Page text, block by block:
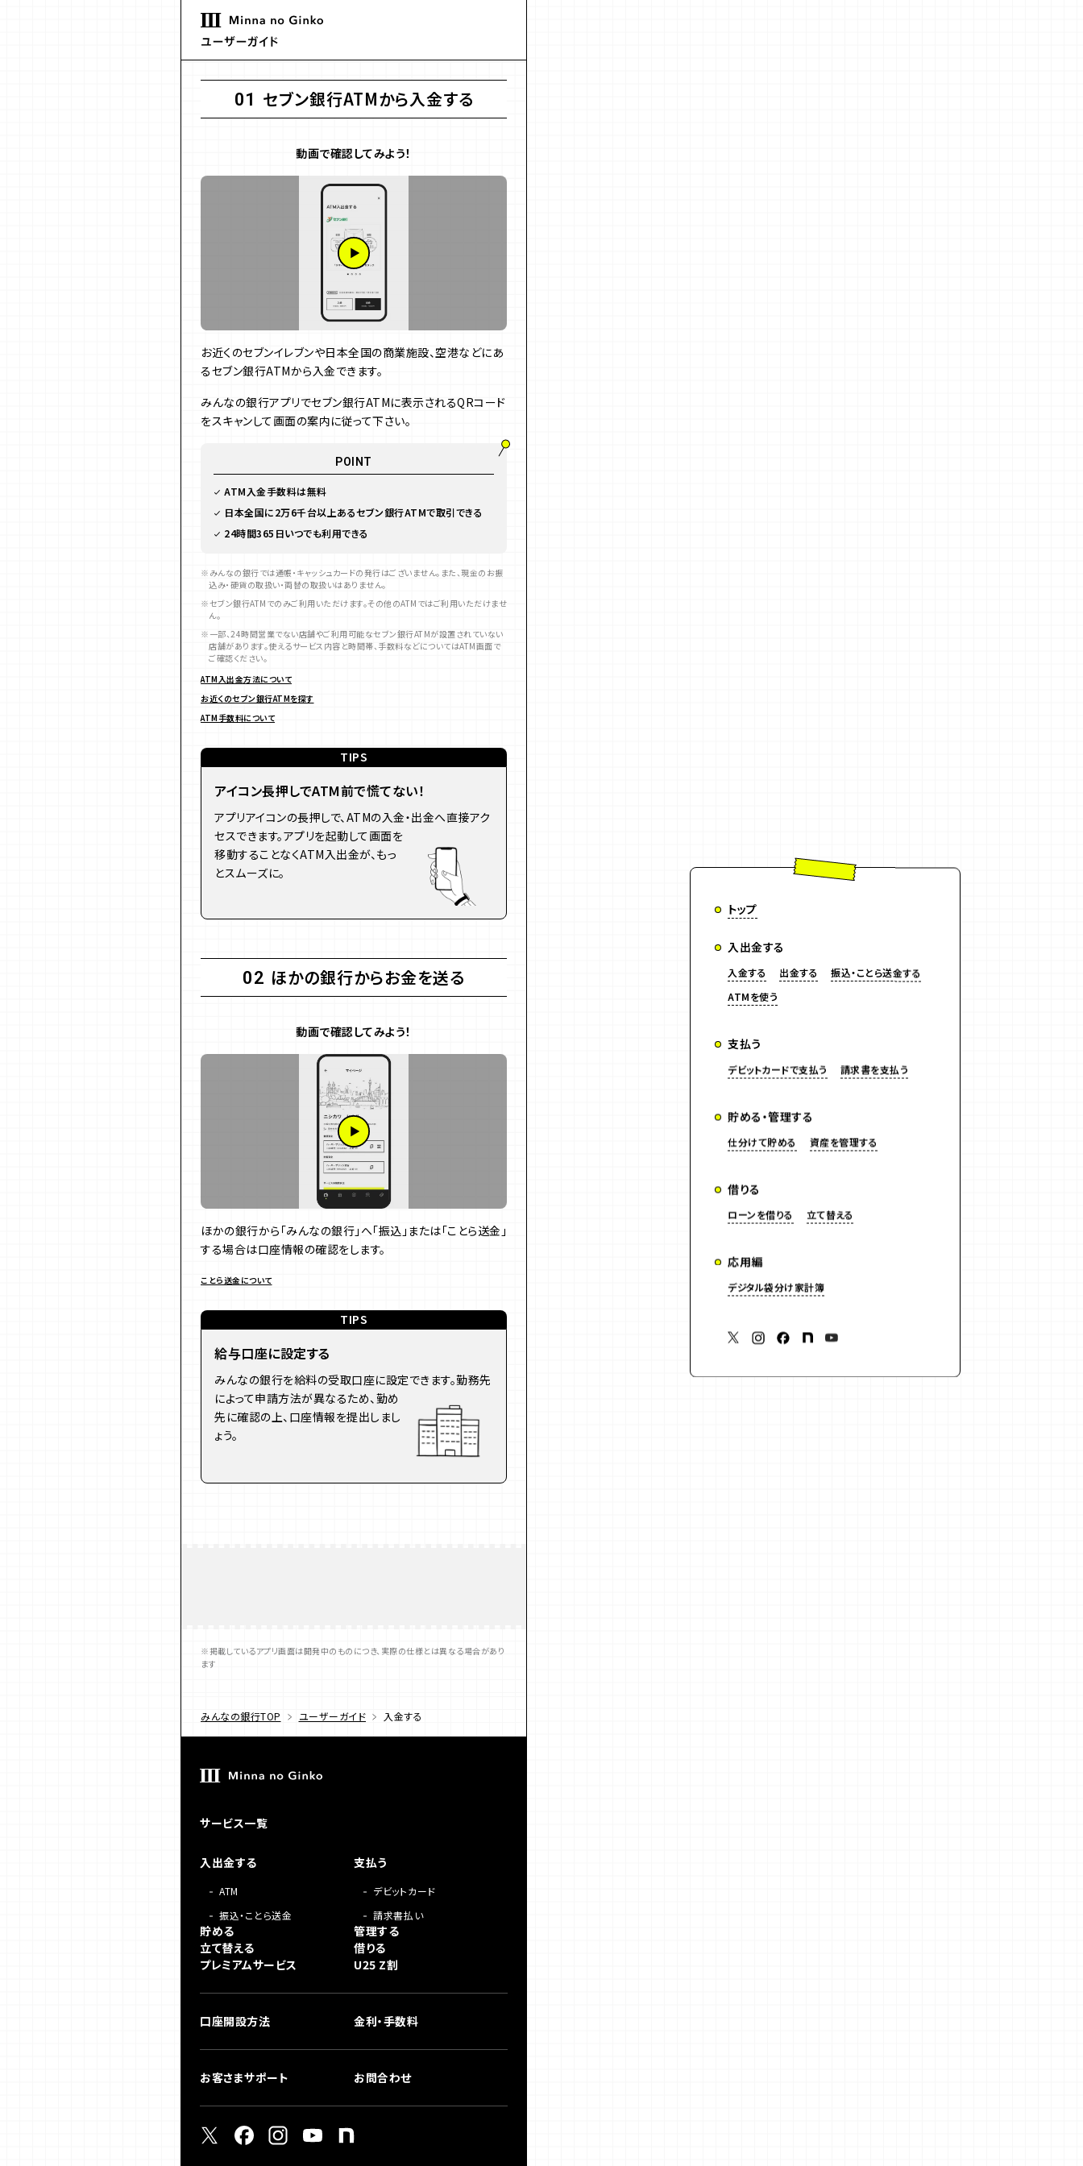
トップ
入出金する
入金する 出金する
振込・ことら送金する
ATMを使う
支払う
デビットカードで支払う 請求書を支払う
貯める・管理する
仕分けて貯める 資産を管理する
借りる
ローンを借りる 立て替える
応用編
デジタル袋分け家計簿
01 セブン銀行ATMから入金する
動画で確認してみよう！
お近くのセブンイレブンや日本全国の商業施設、空港などにあ
るセブン銀行ATMから入金できます。
みんなの銀行アプリでセブン銀行ATMに表示されるQRコード
をスキャンして画面の案内に従って下さい。
POINT
ATM入金手数料は無料
日本全国に2万6千台以上あるセブン銀行ATMで取引できる
24時間365日いつでも利用できる
みんなの銀行では通帳・キャッシュカードの発行はございません​。また、現金のお振
込み・硬貨の取扱い・両替の取扱いはありません。
セブン銀行ATMでのみご利用いただけます。その他のATMではご利用いただけませ
ん。
一部、24時間営業でない店舗やご利用可能なセブン銀行ATMが設置されていない
店舗があります。使えるサービス内容と時間帯、手数料などについてはATM画面で
ご確認ください。
ATM入出金方法について
お近くのセブン銀行ATMを探す
ATM手数料について
TIPS
アイコン長押しでATM前で慌てない！
アプリアイコンの長押しで、ATMの入金・出金へ直接アク
セスできます。アプリを起動して画面を
移動することなくATM入出金が、もっ
とスムーズに。
02 ほかの銀行からお金を送る
動画で確認してみよう！
ほかの銀行から「みんなの銀行」へ「振込」または「ことら送金」
する場合は口座情報の確認をします。
ことら送金について
TIPS
給与口座に設定する
みんなの銀行を給料の受取口座に設定できます。勤務先
によって申請方法が異なるため、勤め
先に確認の上、口座情報を提出しまし
ょう。
※掲載しているアプリ画面は開発中のものにつき、実際の仕様とは異なる場合があり
ます
みんなの銀行TOP ユーザーガイド 入金する
サービス一覧
入出金する
ATM
振込・ことら送金
支払う
デビットカード
請求書払い
貯める
管理する
立て替える
借りる
プレミアムサービス
U25 Z割
口座開設方法 金利・手数料
お客さまサポート お問合わせ